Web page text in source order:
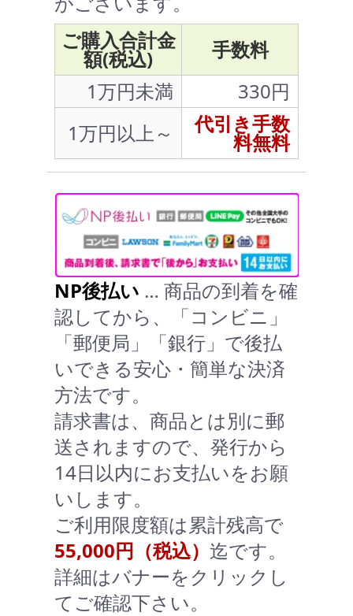
ご購入合計金
額(税込)
手数料
1万円未満
330円
1万円以上～
代引き手数
料無料
NP後払い … 商品の到着を確
認してから、「コンビニ」
「郵便局」「銀行」で後払
いできる安心・簡単な決済
方法です。
請求書は、商品とは別に郵
送されますので、発行から
14日以内にお支払いをお願
いします。
ご利用限度額は累計残高で
55,000円（税込） 迄です。
詳細はバナーをクリックし
てご確認下さい。